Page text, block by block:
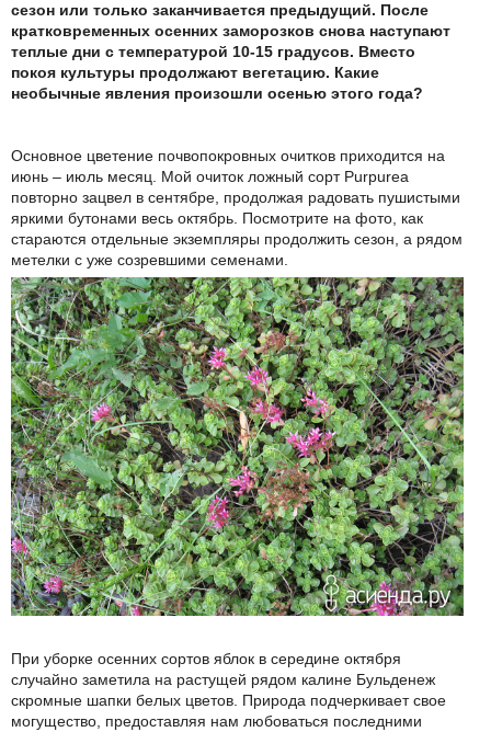
сезон или только заканчивается предыдущий. После
кратковременных осенних заморозков снова наступают
теплые дни с температурой 10-15 градусов. Вместо
покоя культуры продолжают вегетацию. Какие
необычные явления произошли осенью этого года?
Основное цветение почвопокровных очитков приходится на
июнь – июль месяц. Мой очиток ложный сорт Purpurea
повторно зацвел в сентябре, продолжая радовать пушистыми
яркими бутонами весь октябрь. Посмотрите на фото, как
стараются отдельные экземпляры продолжить сезон, а рядом
метелки с уже созревшими семенами.
При уборке осенних сортов яблок в середине октября
случайно заметила на растущей рядом калине Бульденеж
скромные шапки белых цветов. Природа подчеркивает свое
могущество, предоставляя нам любоваться последними